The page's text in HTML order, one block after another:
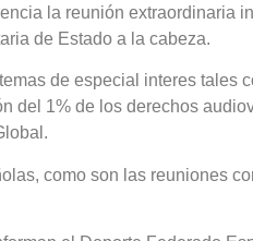
la reunión extraordinaria
de Estado a la cabeza.
de especial interes tales
del 1% de los derechos
como son las reuniones